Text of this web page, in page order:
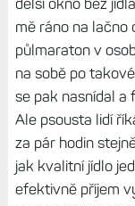
Brad, 04. duben
Záleží na
mám jídlo 2x
sacharidů a
mám trénink.
5x6min, sprinty ...
mám 300-400g